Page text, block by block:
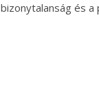
bizonytalanság és